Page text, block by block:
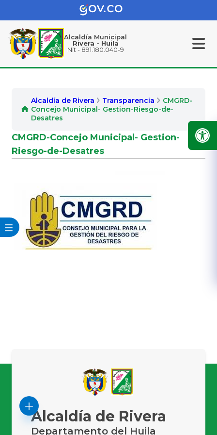
Alcaldía Municipal
Rivera - Huila
Nit - 891.180.040-9
Alcaldía de Rivera Transparencia
CMGRD-
Concejo Municipal- Gestion-Riesgo-de-
Desatres
CMGRD-Concejo Municipal- Gestion-
Riesgo-de-Desatres
Alcaldía de Rivera
Departamento del Huila